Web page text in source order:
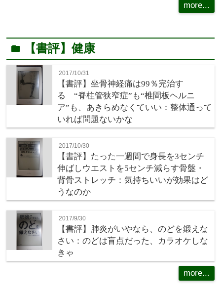
more...
folder 【書評】健康
2017/10/31
【書評】坐骨神経痛は99％完治す
る “脊柱管狭窄症”も“椎間板ヘルニ
ア”も、あきらめなくていい：整体通って
いれば問題ないかな
2017/10/30
【書評】たった一週間で身長を3センチ
伸ばしウエストを5センチ減らす骨盤・
背骨ストレッチ：気持ちいいが効果はど
うなのか
2017/9/30
【書評】肺炎がいやなら、のどを鍛えな
さい：のどは盲点だった、カラオケしな
きゃ
more...